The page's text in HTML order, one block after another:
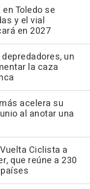
Toledo se
y el vial
en 2027
un
la caza
acelera su
al anotar una
Ciclista a
que reúne a 230